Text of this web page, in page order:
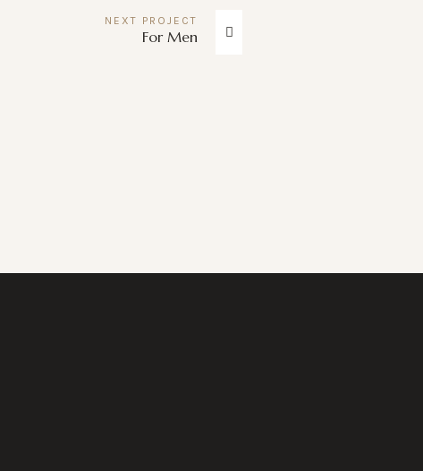
NEXT PROJECT
For Men